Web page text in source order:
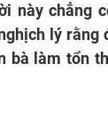
này chẳng
lý rằng
bà làm tổn